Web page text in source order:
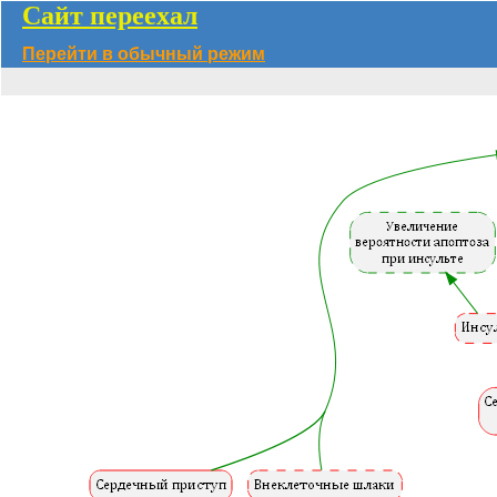
Сайт переехал
Перейти в обычный режим